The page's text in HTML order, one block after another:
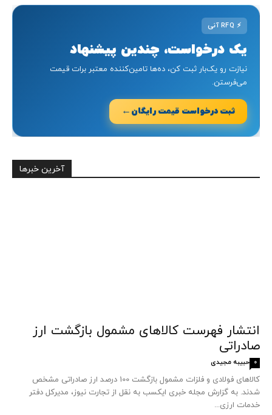
⚡
یک درخواست، چندین پیشنهاد
نیازت رو یک‌بار ثبت کن، ده‌ها تامین‌کننده معتبر برات قیمت
می‌فرستن.
ثبت درخواست قیمت رایگان ←
آخرین خبرها
انتشار فهرست کالاهای مشمول بازگشت ارز
صادراتی
حبیبه مجیدی 0
کالاهای فولادی و فلزات مشمول بازگشت 100 درصد ارز صادراتی مشخص
شدند. به گزارش مجله خبری ایکسب به نقل از تجارت نیوز، مدیرکل دفتر
خدمات ارزی...